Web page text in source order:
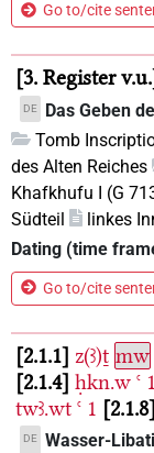
Go to/cite
3. Register v.u.
DE
Das Geben
Tomb
des Alten Reiches
Khafkhufu I (G
Südteil
linkes
Dating (time
Go to/cite
2.1.1 z(ꜣ)ṯ mw
2.1.4 ḥkn.w ꜥ 1
twꜣ.wt ꜥ 1 2.1.8
DE Wasser-